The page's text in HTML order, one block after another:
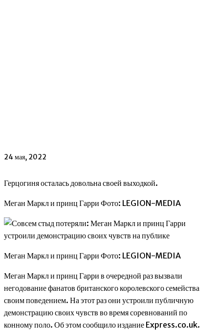
24 мая, 2022
Герцогиня осталась довольна своей выходкой.
Меган Маркл и принц Гарри Фото: LEGION-MEDIA
Меган Маркл и принц Гарри Фото: LEGION-MEDIA
Меган Маркл и принц Гарри в очередной раз вызвали
негодование фанатов британского королевского семейства
своим поведением. На этот раз они устроили публичную
демонстрацию своих чувств во время соревнований по
конному поло. Об этом сообщило издание Express.co.uk.